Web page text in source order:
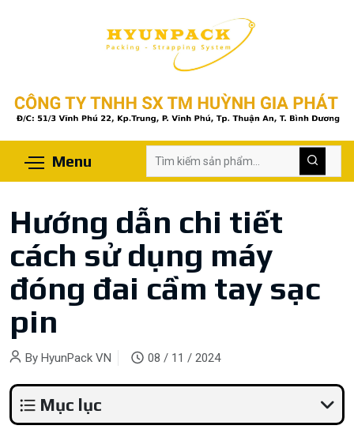
Menu
Hướng dẫn chi tiết
cách sử dụng máy
đóng đai cầm tay sạc
pin
By HyunPack VN 08 / 11 / 2024
Mục lục